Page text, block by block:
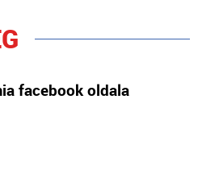
facebook oldala